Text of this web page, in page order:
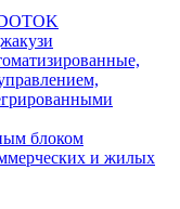
блоком
и жилых